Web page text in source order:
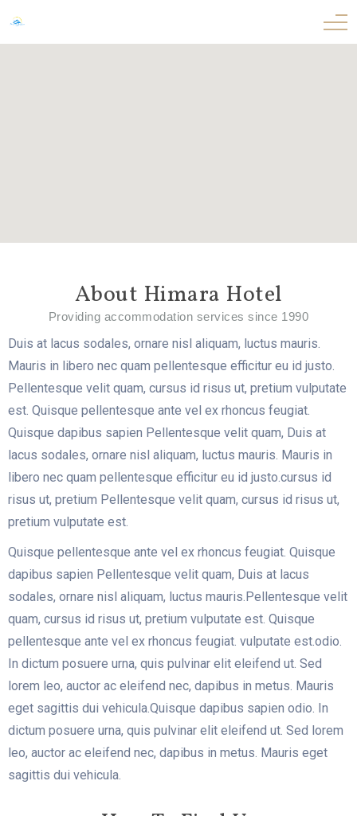
About Himara Hotel
Providing accommodation services since 1990
Duis at lacus sodales, ornare nisl aliquam, luctus mauris.
Mauris in libero nec quam pellentesque efficitur eu id justo.
Pellentesque velit quam, cursus id risus ut, pretium vulputate
est. Quisque pellentesque ante vel ex rhoncus feugiat.
Quisque dapibus sapien Pellentesque velit quam, Duis at
lacus sodales, ornare nisl aliquam, luctus mauris. Mauris in
libero nec quam pellentesque efficitur eu id justo.cursus id
risus ut, pretium Pellentesque velit quam, cursus id risus ut,
pretium vulputate est.
Quisque pellentesque ante vel ex rhoncus feugiat. Quisque
dapibus sapien Pellentesque velit quam, Duis at lacus
sodales, ornare nisl aliquam, luctus mauris.Pellentesque velit
quam, cursus id risus ut, pretium vulputate est. Quisque
pellentesque ante vel ex rhoncus feugiat. vulputate est.odio.
In dictum posuere urna, quis pulvinar elit eleifend ut. Sed
lorem leo, auctor ac eleifend nec, dapibus in metus. Mauris
eget sagittis dui vehicula.Quisque dapibus sapien odio. In
dictum posuere urna, quis pulvinar elit eleifend ut. Sed lorem
leo, auctor ac eleifend nec, dapibus in metus. Mauris eget
sagittis dui vehicula.